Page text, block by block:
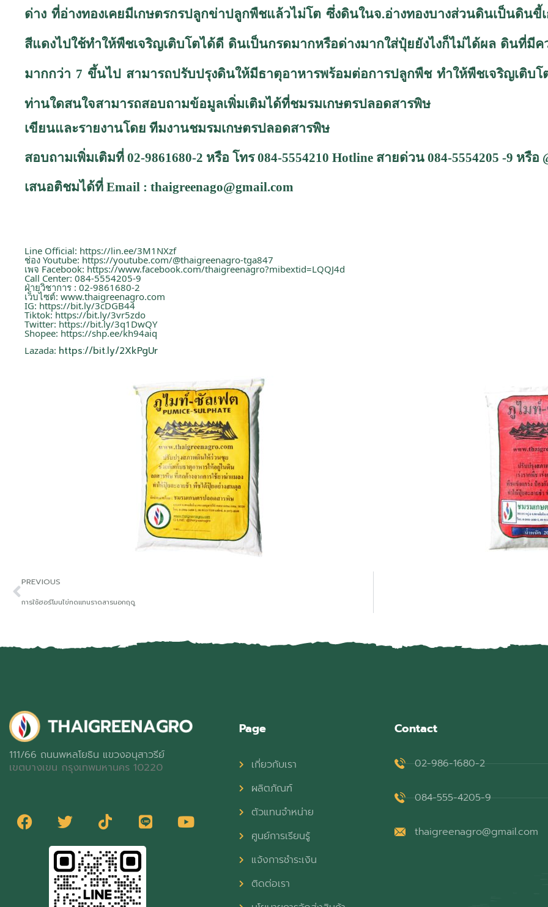
ด่าง ที่อ่างทองเคยมีเกษตรกรปลูกข่าปลูกพืชแล้วไม่โต ซึ่งดินในจ.อ่างทองบางส่วนดินเป็นดินขี้
สีแดงไปใช้ทำให้พืชเจริญเติบโตได้ดี ดินเป็นกรดมากหรือด่างมากใส่ปุ๋ยยังไงก็ไม่ได้ผล ดินที่มี
มากกว่า 7 ขึ้นไป สามารถปรับปรุงดินให้มีธาตุอาหารพร้อมต่อการปลูกพืช ทำให้พืชเจริญเติบ
ท่านใดสนใจสามารถสอบถามข้อมูลเพิ่มเติมได้ที่ชมรมเกษตรปลอดสารพิษ
เขียนและรายงานโดย ทีมงานชมรมเกษตรปลอดสารพิษ
สอบถามเพิ่มเติมที่ 02-9861680-2 หรือ โทร 084-5554210 Hotline สายด่วน 084-5554205 -9 หรือ
เสนอติชมได้ที่ Email : thaigreenago@gmail.com
Line Official: https://lin.ee/3M1NXzf
ช่อง Youtube: https://youtube.com/@thaigreenagro-tga847
เพจ Facebook: https://www.facebook.com/thaigreenagro?mibextid=LQQJ4d
Call Center: 084-5554205-9
ฝ่ายวิชาการ : 02-9861680-2
เว็บไซต์: www.thaigreenagro.com
IG: https://bit.ly/3cDGB44
Tiktok: https://bit.ly/3vr5zdo
Twitter: https://bit.ly/3q1DwQY
Shopee: https://shp.ee/kh94aiq
Lazada: https://bit.ly/2XkPgUr
PREVIOUS
การใช้ฮอร์โมนไข่ทดแทนราดสารนอกฤดู
111/66 ถนนพหลโยธิน แขวงอนุสาวรีย์
เขตบางเขน กรุงเทพมหานคร 10220
Page
เกี่ยวกับเรา
ผลิตภัณฑ์
ตัวแทนจำหน่าย
ศูนย์การเรียนรู้
แจ้งการชำระเงิน
ติดต่อเรา
Contact
02-986-1680-2
084-555-4205-9
thaigreenagro@gmail.com